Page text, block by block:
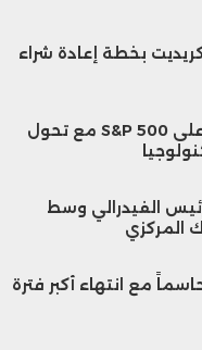
بخطة إعادة شراء
الأسهم الأمريكية الصغيرة تتفوق على S&P 500 مع تحول
الفيدرالي وسط
المركزي
مع انتهاء أكبر فترة